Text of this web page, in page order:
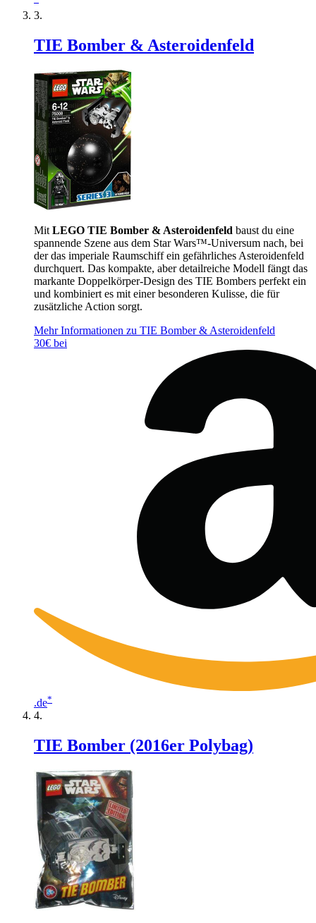
TIE Bomber & Asteroidenfeld
Mit LEGO TIE Bomber & Asteroidenfeld baust du eine
spannende Szene aus dem Star Wars™-Universum nach, bei
der das imperiale Raumschiff ein gefährliches Asteroidenfeld
durchquert. Das kompakte, aber detailreiche Modell fängt das
markante Doppelkörper-Design des TIE Bombers perfekt ein
und kombiniert es mit einer besonderen Kulisse, die für
zusätzliche Action sorgt.
Mehr Informationen zu TIE Bomber & Asteroidenfeld
30€ bei
.de*
TIE Bomber (2016er Polybag)